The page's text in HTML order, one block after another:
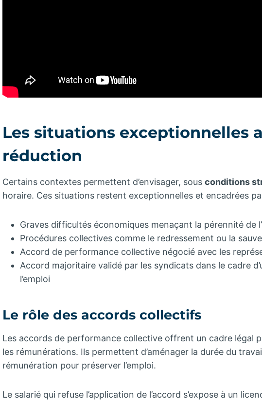
Les situations exceptionnelles
réduction
Certains contextes permettent d’envisager, sous conditions
horaire. Ces situations restent exceptionnelles et encadrées
Graves difficultés économiques menaçant la pérennité de
Procédures collectives comme le redressement ou la
Accord de performance collective négocié avec les
Accord majoritaire validé par les syndicats dans le cadre
l’emploi
Le rôle des accords collectifs
Les accords de performance collective offrent un cadre légal
les rémunérations. Ils permettent d’aménager la durée du
rémunération pour préserver l’emploi.
Le salarié qui refuse l’application de l’accord s’expose à un